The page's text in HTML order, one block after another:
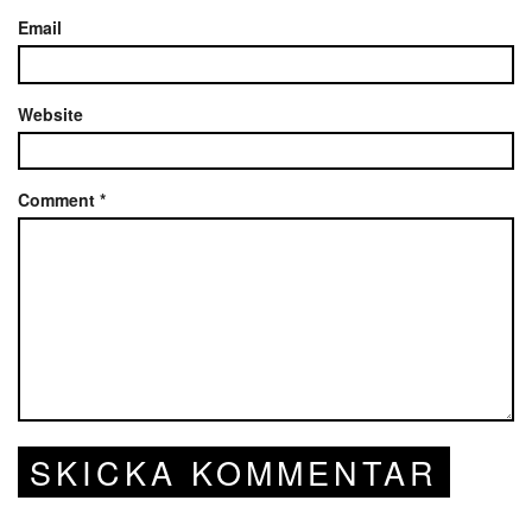
Email
Website
Comment *
SKICKA KOMMENTAR